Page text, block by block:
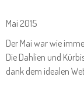
Mai 2015
Der Mai war wie
Die Dahlien und
dank dem idealen